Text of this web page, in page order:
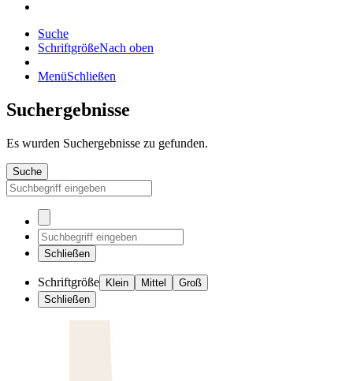
Suche
SchriftgrößeNach oben
MenüSchließen
Suchergebnisse
Es wurden Suchergebnisse zu gefunden.
Suche
Schließen
Schriftgröße Klein Mittel
Groß
Schließen